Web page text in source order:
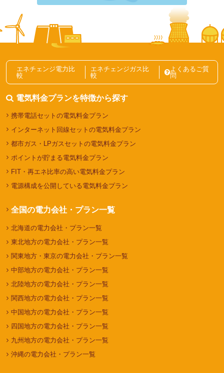
広島ガスってどんな会社？ガス料金プランの特徴や評
判を紹介
ガス会社 ガス料金プラン
ガス自由化とは？仕組みやガス会社の選び方を解説記事一覧
エネチェンジ電力比
較
エネチェンジガス比
較
よくあるご質
問
電気料金プランを特徴から探す
携帯電話セットの電気料金プラン
インターネット回線セットの電気料金プラン
都市ガス・LPガスセットの電気料金プラン
ポイントが貯まる電気料金プラン
FIT・再エネ比率の高い電気料金プラン
電源構成を公開している電気料金プラン
全国の電力会社・プラン一覧
北海道の電力会社・プラン一覧
東北地方の電力会社・プラン一覧
関東地方・東京の電力会社・プラン一覧
中部地方の電力会社・プラン一覧
北陸地方の電力会社・プラン一覧
関西地方の電力会社・プラン一覧
中国地方の電力会社・プラン一覧
四国地方の電力会社・プラン一覧
九州地方の電力会社・プラン一覧
沖縄の電力会社・プラン一覧